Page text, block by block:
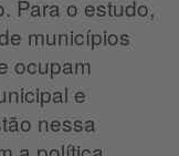
Para o estudo,
municípios
ocupam
e
nessa